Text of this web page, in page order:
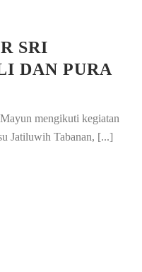
SRI
DAN PURA
mengikuti kegiatan
Jatiluwih Tabanan, [...]